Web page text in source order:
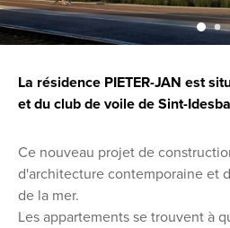
La résidence PIETER-JAN est
et du club de voile de Sint-
Ce nouveau projet de
d'architecture contemporaine et
de la mer.
Les appartements se trouvent à